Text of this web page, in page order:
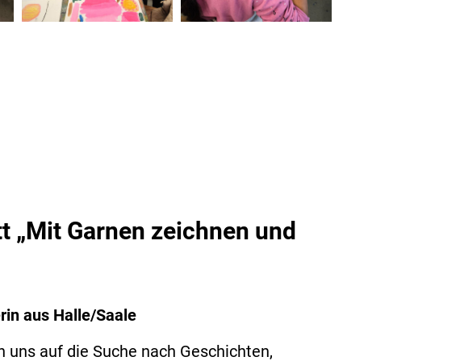
Garnen zeichnen und
aus Halle/Saale
uns auf die Suche nach Geschichten,